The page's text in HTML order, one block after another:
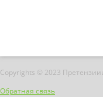
Copyrights © 2023
Обратная связь